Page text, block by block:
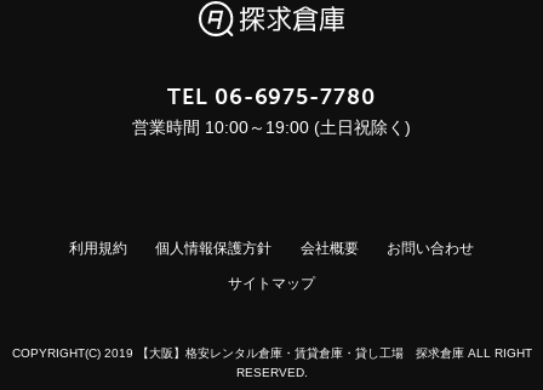
TEL 06-6975-7780
営業時間 10:00～19:00 (土日祝除く)
利用規約 個人情報保護方針 会社概要 お問い合わせ
サイトマップ
COPYRIGHT(C) 2019 【大阪】格安レンタル倉庫・賃貸倉庫・貸し工場 探求倉庫 ALL RIGHT
RESERVED.